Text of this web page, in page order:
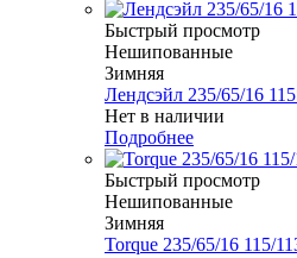
Быстрый просмотр
Нешипованные
Зимняя
Лендсэйл 235/65/16
Нет в наличии
Подробнее
Быстрый просмотр
Нешипованные
Зимняя
Torque 235/65/16 115/